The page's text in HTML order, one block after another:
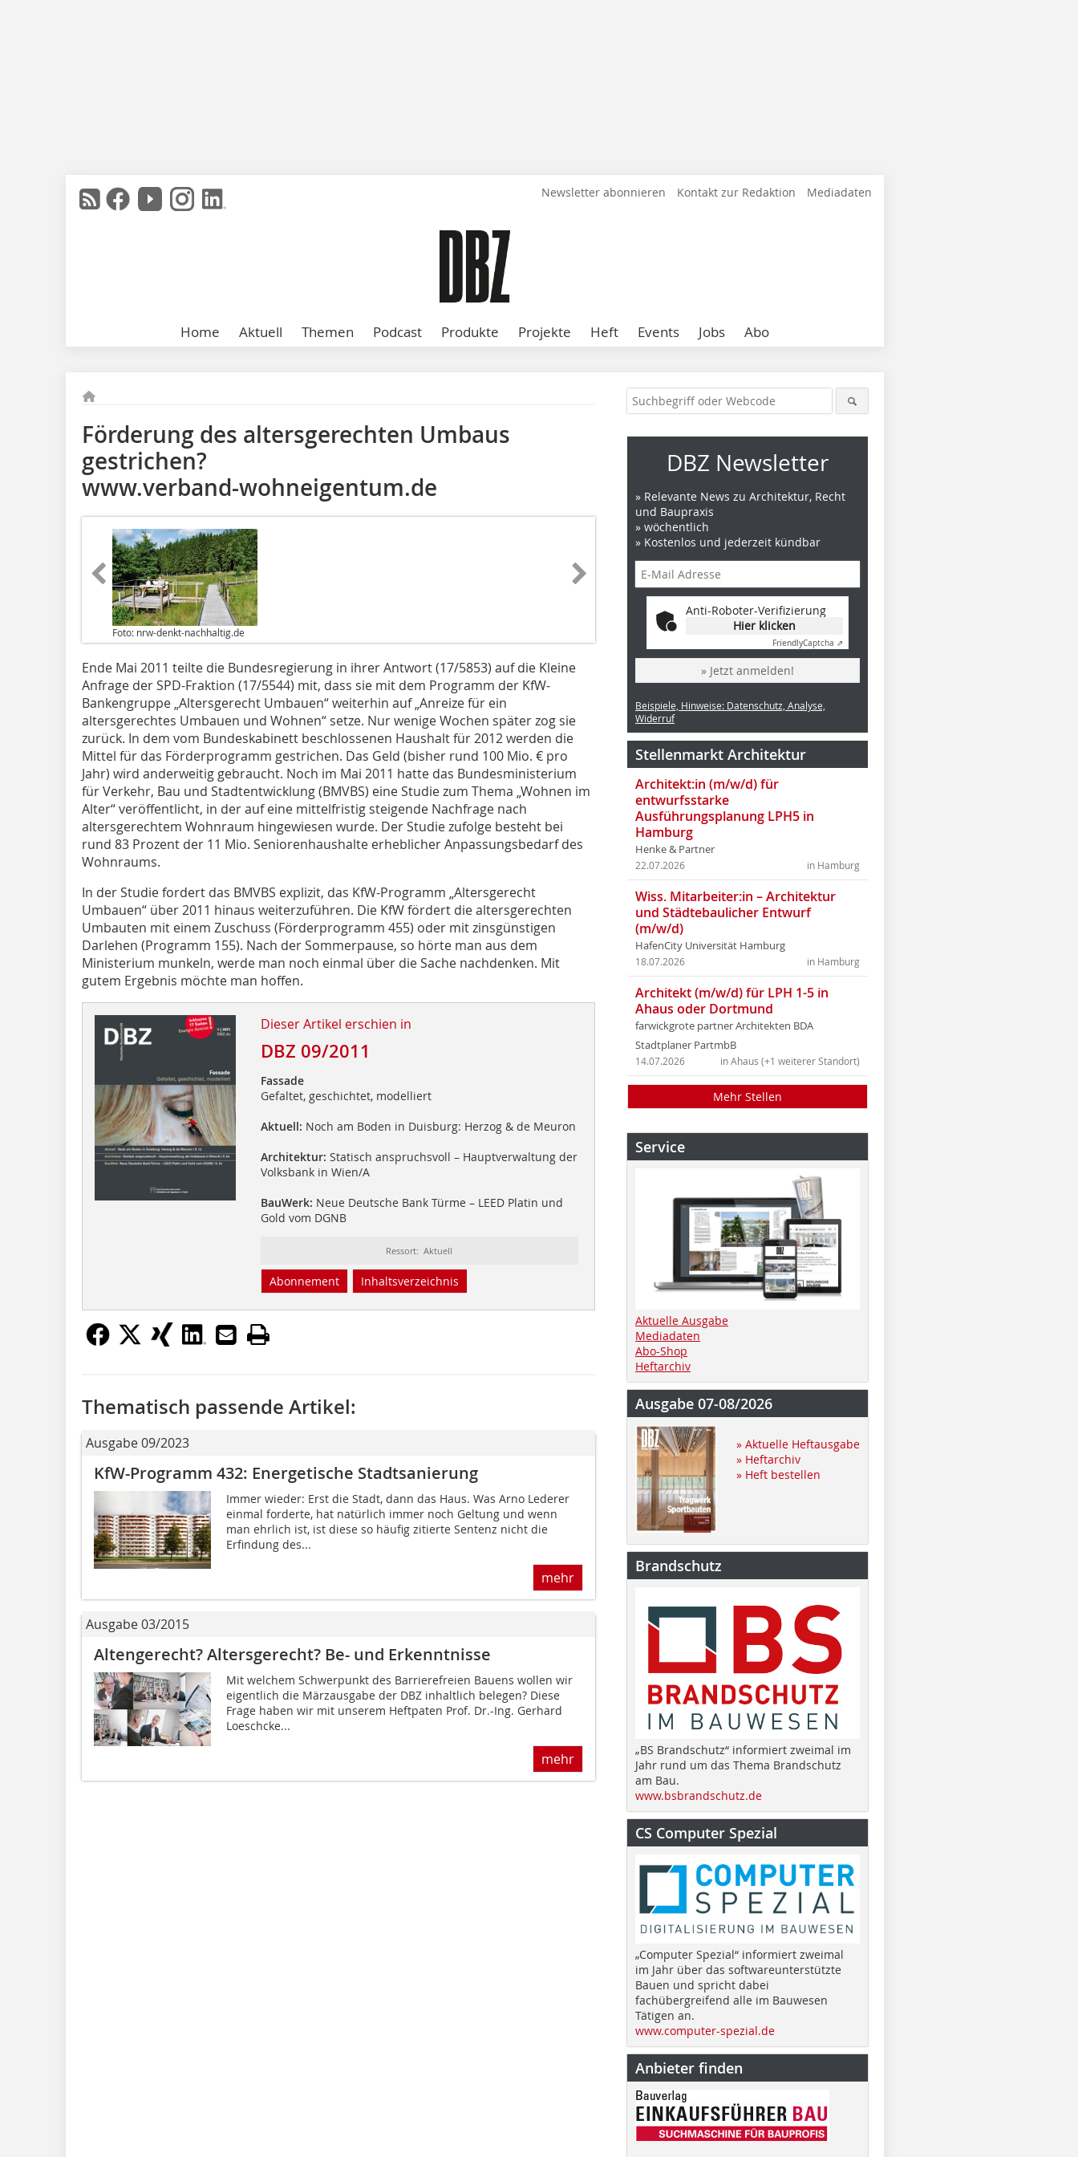
Newsletter abonnieren Kontakt zur Redaktion Mediadaten
Home Aktuell Themen Podcast Produkte Projekte Heft Events Jobs Abo
Förderung des altersgerechten Umbaus
gestrichen?
www.verband-wohneigentum.de
Foto: nrw-denkt-nachhaltig.de
Ende Mai 2011 teilte die Bundesregierung in ihrer Antwort (17/5853) auf die Kleine
Anfrage der SPD-Fraktion (17/5544) mit, dass sie mit dem Programm der KfW-
Bankengruppe „Altersgerecht Umbauen“ weiterhin auf „Anreize für ein
altersgerechtes Umbauen und Wohnen“ setze. Nur wenige Wochen später zog sie
zurück. In dem vom Bundes­kabinett beschlossenen Haushalt für 2012 werden die
Mittel für das Förderprogramm gestrichen. Das Geld (bisher rund 100 Mio. € pro
Jahr) wird anderweitig gebraucht. Noch im Mai 2011 hatte das Bundesministerium
für Verkehr, Bau und Stadtentwicklung (BMVBS) eine Studie zum Thema „Wohnen im
Alter“ veröffentlicht, in der auf eine mittelfristig steigende Nachfrage nach
altersgerechtem Wohnraum hingewiesen wurde. Der Studie zufolge besteht bei
rund 83 Prozent der 11 Mio. Seniorenhaushalte erheblicher Anpassungsbedarf des
Wohnraums.
In der Studie fordert das BMVBS explizit, das KfW-Programm „Altersgerecht
Umbauen“ über 2011 hinaus weiterzuführen. Die KfW fördert die altersgerechten
Umbauten mit einem Zuschuss (Förderprogramm 455) oder mit zinsgünstigen
Darlehen (Programm 155). Nach der Sommerpause, so hörte man aus dem
Ministerium munkeln, werde man noch einmal über die Sache nachdenken. Mit
gutem Ergebnis möchte man hoffen.
Dieser Artikel erschien in
DBZ 09/2011
Fassade
Gefaltet, geschichtet, modelliert
Aktuell: Noch am Boden in Duisburg: Herzog & de Meuron
Architektur: Statisch anspruchsvoll – Hauptverwaltung der
Volksbank in Wien/A
BauWerk: Neue Deutsche Bank Türme – LEED Platin und
Gold vom DGNB
Ressort: Aktuell
Abonnement Inhaltsverzeichnis
Thematisch passende Artikel:
Ausgabe 09/2023
KfW-Programm 432: Energetische Stadtsanierung
Immer wieder: Erst die Stadt, dann das Haus. Was Arno Lederer
einmal forderte, hat natürlich immer noch Geltung und wenn
man ehrlich ist, ist diese so häufig zitierte Sentenz nicht die
Erfindung des...
mehr
Ausgabe 03/2015
Altengerecht? Altersgerecht? Be- und Erkenntnisse
Mit welchem Schwerpunkt des Barrierefreien Bauens wollen wir
eigentlich die Märzausgabe der DBZ inhaltlich belegen? Diese
Frage haben wir mit unserem Heftpaten Prof. Dr.-Ing. Gerhard
Loeschcke...
mehr
DBZ Newsletter
» Relevante News zu Architektur, Recht
und Baupraxis
» wöchentlich
» Kostenlos und jederzeit kündbar
Anti-Roboter-Verifizierung
Hier klicken
FriendlyCaptcha ⇗
» Jetzt anmelden!
Beispiele, Hinweise: Datenschutz, Analyse,
Widerruf
Stellenmarkt Architektur
Architekt:in (m/w/d) für
entwurfsstarke
Ausführungsplanung LPH5 in
Hamburg
Henke & Partner
in Hamburg
22.07.2026
Wiss. Mitarbeiter:in – Architektur
und Städtebaulicher Entwurf
(m/w/d)
HafenCity Universität Hamburg
in Hamburg
18.07.2026
Architekt (m/w/d) für LPH 1-5 in
Ahaus oder Dortmund
farwickgrote partner Architekten BDA
Stadtplaner PartmbB
in Ahaus (+1 weiterer Standort)
14.07.2026
Mehr Stellen
Service
Aktuelle Ausgabe
Mediadaten
Abo-Shop
Heftarchiv
Ausgabe 07-08/2026
» Aktuelle Heftausgabe
» Heftarchiv
» Heft bestellen
Brandschutz
„BS Brandschutz“ informiert zweimal im
Jahr rund um das Thema Brandschutz
am Bau.
www.bsbrandschutz.de
CS Computer Spezial
„Computer Spezial“ informiert zweimal
im Jahr über das softwareunterstützte
Bauen und spricht dabei
fachübergreifend alle im Bauwesen
Tätigen an.
www.computer-spezial.de
Anbieter finden